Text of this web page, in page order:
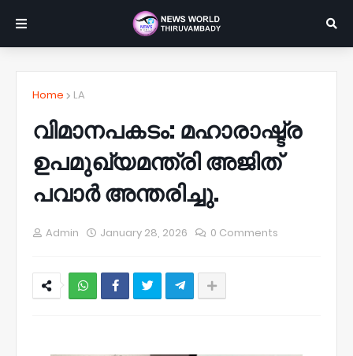
Home LA
വിമാനപകടം: മഹാരാഷ്ട്ര
ഉപമുഖ്യമന്ത്രി അജിത്
പവാർ അന്തരിച്ചു.
Admin January 28, 2026 0 Comments